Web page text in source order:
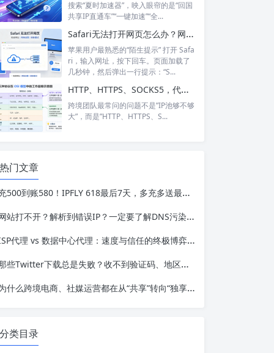
搜索“夏时加速器”，映入眼帘的是“回国
共享IP直通车”“一键加速”“全...
Safari无法打开网页怎么办？网络正常却打不开？6个步骤帮你彻底搞定
苹果用户最熟悉的“陌生提示” 打开 Safa
ri，输入网址，按下回车。页面加载了
几秒钟，然后弹出一行提示：“S...
HTTP、HTTPS、SOCKS5，代理IP的三种协议到底怎么选？
跨境团队最常问的问题不是”IP池够不够
大”，而是”HTTP、HTTPS、S...
热门文章
500到账580！IPFLY 618最后7天，多充多送最高送24%
站打不开？解析到错误IP？一定要了解DNS污染与DNS泄露的根本区别与应对
代理 vs 数据中心代理：速度与信任的终极博弈，跨境业务该怎么选？
些Twitter下载总是失败？收不到验证码、地区不可用的根本原因
什么跨境电商、社媒运营都在从“共享”转向“独享”？静态住宅IP代理深度解析
分类目录